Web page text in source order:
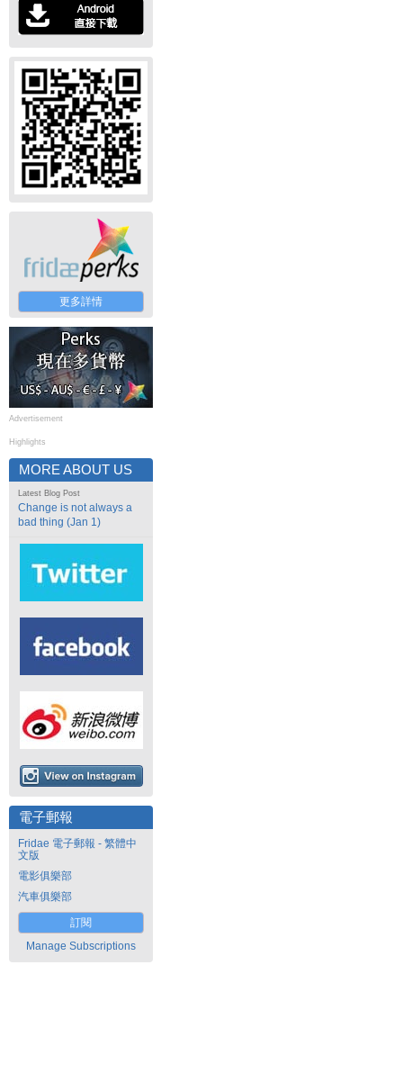
更多詳情
Advertisement
Highlights
MORE ABOUT US
Latest Blog Post
Change is not always a
bad thing (Jan 1)
電子郵報
Fridae 電子郵報 - 繁體中
文版
電影俱樂部
汽車俱樂部
訂閱
Manage Subscriptions